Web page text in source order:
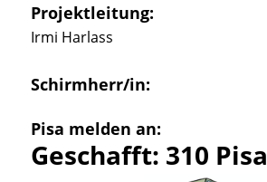
Projektleitung:
Irmi Harlass
Schirmherr/in:
Pisa melden an:
Geschafft: 310 Pisa